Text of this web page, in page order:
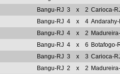
Bangu-RJ 3 x 2 Carioca-
Bangu-RJ 4 x 4
Bangu-RJ 4 x 2
Bangu-RJ 4 x 6 Botafogo-
Bangu-RJ 3 x 3 Carioca-
Bangu-RJ 2 x 2